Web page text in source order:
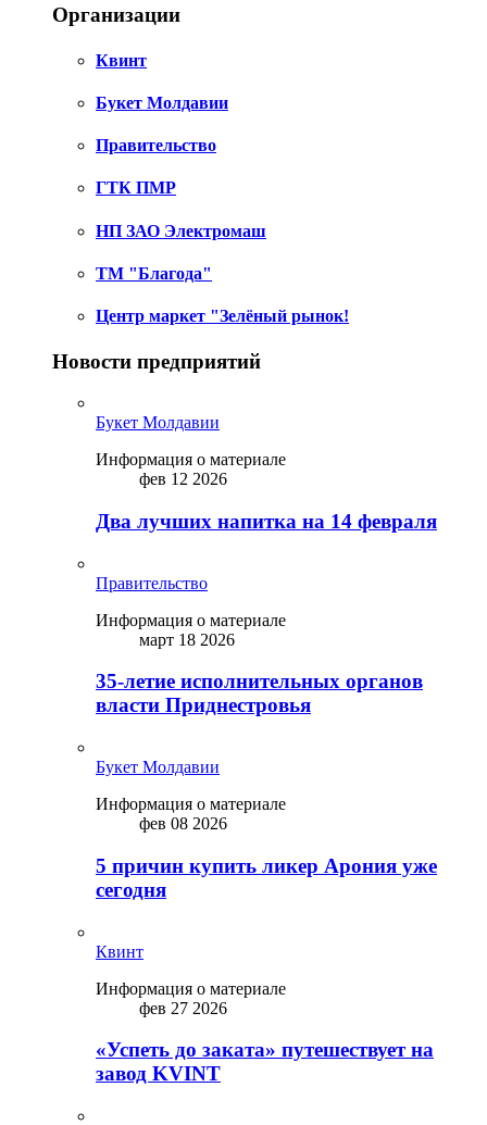
Организации
Квинт
Букет Молдавии
Правительство
ГТК ПМР
НП ЗАО Электромаш
ТМ "Благода"
Центр маркет "Зелёный рынок!
Новости предприятий
Букет Молдавии
Информация о материале
фев 12 2026
Два лучших напитка на 14 февраля
Правительство
Информация о материале
март 18 2026
35-летие исполнительных органов
власти Приднестровья
Букет Молдавии
Информация о материале
фев 08 2026
5 причин купить ликep Арония уже
сегодня
Квинт
Информация о материале
фев 27 2026
«Успеть до заката» путешествует на
завод KVINT